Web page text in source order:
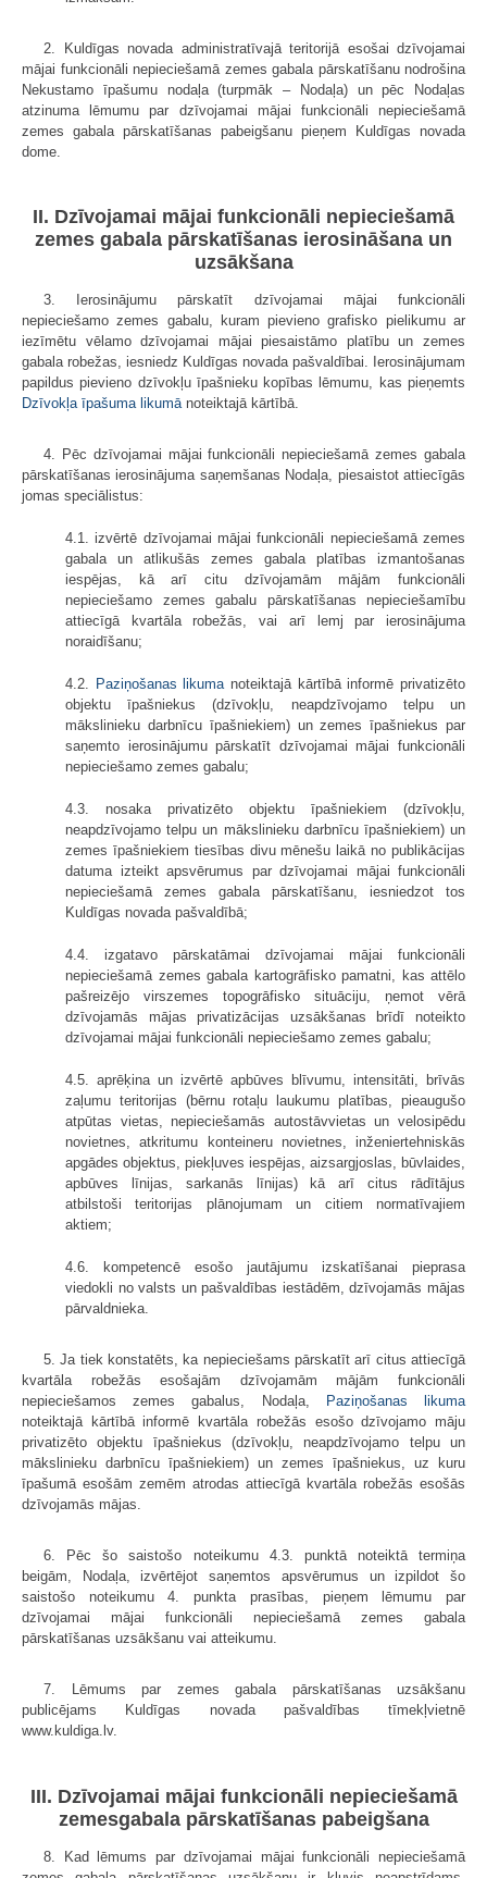
2. Kuldīgas novada administratīvajā teritorijā esošai dzīvojamai
mājai funkcionāli nepieciešamā zemes gabala pārskatīšanu nodrošina
Nekustamo īpašumu nodaļa (turpmāk – Nodaļa) un pēc Nodaļas
atzinuma lēmumu par dzīvojamai mājai funkcionāli nepieciešamā
zemes gabala pārskatīšanas pabeigšanu pieņem Kuldīgas novada
dome.
II. Dzīvojamai mājai funkcionāli nepieciešamā
zemes gabala pārskatīšanas ierosināšana un
uzsākšana
3. Ierosinājumu pārskatīt dzīvojamai mājai funkcionāli
nepieciešamo zemes gabalu, kuram pievieno grafisko pielikumu ar
iezīmētu vēlamo dzīvojamai mājai piesaistāmo platību un zemes
gabala robežas, iesniedz Kuldīgas novada pašvaldībai. Ierosinājumam
papildus pievieno dzīvokļu īpašnieku kopības lēmumu, kas pieņemts
Dzīvokļa īpašuma likumānoteiktajā kārtībā.
4. Pēc dzīvojamai mājai funkcionāli nepieciešamā zemes gabala
pārskatīšanas ierosinājuma saņemšanas Nodaļa, piesaistot attiecīgās
jomas speciālistus:
4.1. izvērtē dzīvojamai mājai funkcionāli nepieciešamā zemes
gabala un atlikušās zemes gabala platības izmantošanas
iespējas, kā arī citu dzīvojamām mājām funkcionāli
nepieciešamo zemes gabalu pārskatīšanas nepieciešamību
attiecīgā kvartāla robežās, vai arī lemj par ierosinājuma
noraidīšanu;
4.2. Paziņošanas likumanoteiktajā kārtībā informē privatizēto
objektu īpašniekus (dzīvokļu, neapdzīvojamo telpu un
mākslinieku darbnīcu īpašniekiem) un zemes īpašniekus par
saņemto ierosinājumu pārskatīt dzīvojamai mājai funkcionāli
nepieciešamo zemes gabalu;
4.3. nosaka privatizēto objektu īpašniekiem (dzīvokļu,
neapdzīvojamo telpu un mākslinieku darbnīcu īpašniekiem) un
zemes īpašniekiem tiesības divu mēnešu laikā no publikācijas
datuma izteikt apsvērumus par dzīvojamai mājai funkcionāli
nepieciešamā zemes gabala pārskatīšanu, iesniedzot tos
Kuldīgas novada pašvaldībā;
4.4. izgatavo pārskatāmai dzīvojamai mājai funkcionāli
nepieciešamā zemes gabala kartogrāfisko pamatni, kas attēlo
pašreizējo virszemes topogrāfisko situāciju, ņemot vērā
dzīvojamās mājas privatizācijas uzsākšanas brīdī noteikto
dzīvojamai mājai funkcionāli nepieciešamo zemes gabalu;
4.5. aprēķina un izvērtē apbūves blīvumu, intensitāti, brīvās
zaļumu teritorijas (bērnu rotaļu laukumu platības, pieaugušo
atpūtas vietas, nepieciešamās autostāvvietas un velosipēdu
novietnes, atkritumu konteineru novietnes, inženiertehniskās
apgādes objektus, piekļuves iespējas, aizsargjoslas, būvlaides,
apbūves līnijas, sarkanās līnijas) kā arī citus rādītājus
atbilstoši teritorijas plānojumam un citiem normatīvajiem
aktiem;
4.6. kompetencē esošo jautājumu izskatīšanai pieprasa
viedokli no valsts un pašvaldības iestādēm, dzīvojamās mājas
pārvaldnieka.
5. Ja tiek konstatēts, ka nepieciešams pārskatīt arī citus attiecīgā
kvartāla robežās esošajām dzīvojamām mājām funkcionāli
nepieciešamos zemes gabalus, Nodaļa,
Paziņošanas likuma
noteiktajā kārtībā informē kvartāla robežās esošo dzīvojamo māju
privatizēto objektu īpašniekus (dzīvokļu, neapdzīvojamo telpu un
mākslinieku darbnīcu īpašniekiem) un zemes īpašniekus, uz kuru
īpašumā esošām zemēm atrodas attiecīgā kvartāla robežās esošās
dzīvojamās mājas.
6. Pēc šo saistošo noteikumu 4.3. punktā noteiktā termiņa
beigām, Nodaļa, izvērtējot saņemtos apsvērumus un izpildot šo
saistošo noteikumu 4. punkta prasības, pieņem lēmumu par
dzīvojamai mājai funkcionāli nepieciešamā zemes gabala
pārskatīšanas uzsākšanu vai atteikumu.
7. Lēmums par zemes gabala pārskatīšanas uzsākšanu
publicējams Kuldīgas novada pašvaldības tīmekļvietnē
www.kuldiga.lv.
III. Dzīvojamai mājai funkcionāli nepieciešamā
zemesgabala pārskatīšanas pabeigšana
8. Kad lēmums par dzīvojamai mājai funkcionāli nepieciešamā